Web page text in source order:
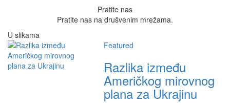
Pratite nas
Pratite nas na drušvenim mrežama.
U slikama
Featured
Razlika između
Američkog mirovnog
plana za Ukrajinu